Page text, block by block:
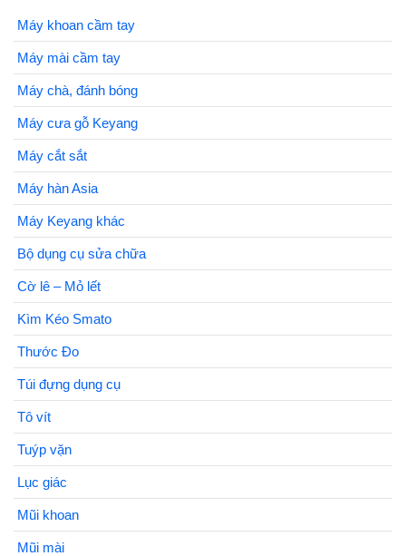
Máy khoan cầm tay
Máy mài cầm tay
Máy chà, đánh bóng
Máy cưa gỗ Keyang
Máy cắt sắt
Máy hàn Asia
Máy Keyang khác
Bộ dụng cụ sửa chữa
Cờ lê – Mỏ lết
Kìm Kéo Smato
Thước Đo
Túi đựng dụng cụ
Tô vít
Tuýp vặn
Lục giác
Mũi khoan
Mũi mài